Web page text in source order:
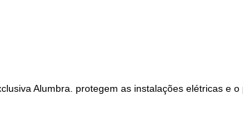
Alumbra. protegem as instalações elétricas e